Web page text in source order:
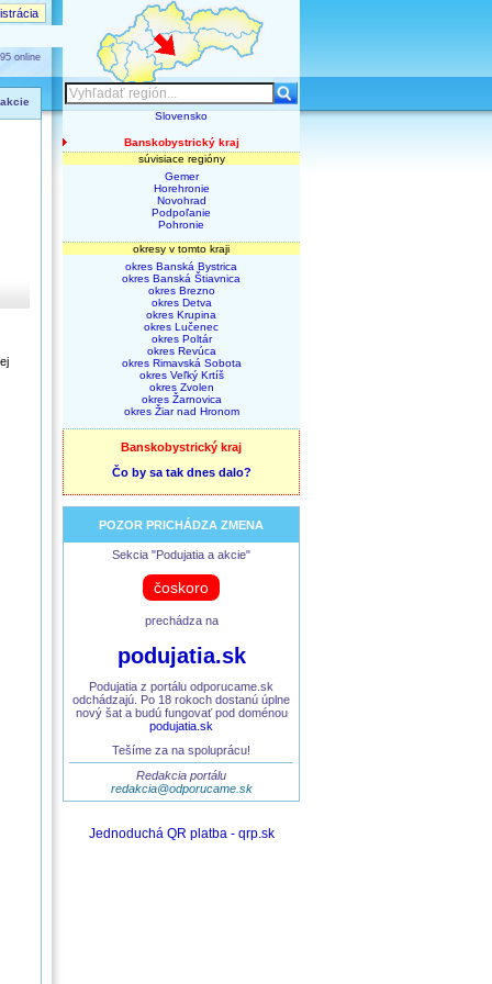
online
Slovensko
Banskobystrický kraj
súvisiace regióny
Gemer
Horehronie
Novohrad
Podpoľanie
Pohronie
okresy v tomto kraji
okres Banská Bystrica
okres Banská Štiavnica
okres Brezno
okres Detva
okres Krupina
okres Lučenec
okres Poltár
okres Revúca
okres Rimavská Sobota
okres Veľký Krtíš
okres Zvolen
okres Žarnovica
okres Žiar nad Hronom
Banskobystrický kraj
Čo by sa tak dnes dalo?
POZOR PRICHÁDZA ZMENA
Sekcia "Podujatia a akcie"
čoskoro
prechádza na
podujatia.sk
Podujatia z portálu odporucame.sk
odchádzajú. Po 18 rokoch dostanú úplne
nový šat a budú fungovať pod doménou
podujatia.sk
Tešíme za na spoluprácu!
Redakcia portálu
redakcia@odporucame.sk
Jednoduchá QR platba - qrp.sk